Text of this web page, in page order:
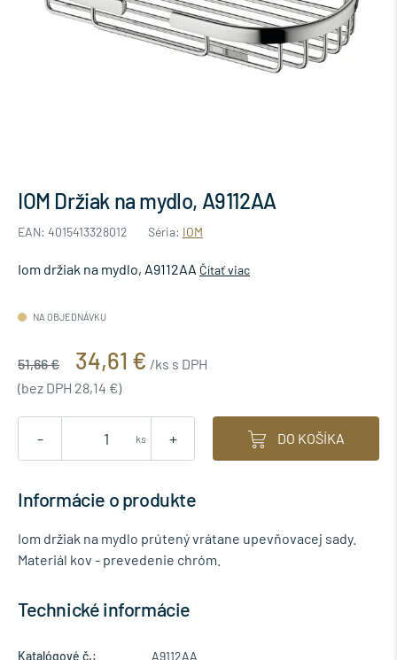
IOM Držiak na mydlo, A9112AA
EAN: 4015413328012 Séria: IOM
Iom držiak na mydlo, A9112AA Čítať viac
NA OBJEDNÁVKU
51,66 € 34,61 € /ks s DPH
(bez DPH 28,14 €)
- +
ks DO KOŠÍKA
Informácie o produkte
Iom držiak na mydlo prútený vrátane upevňovacej sady.
Materiál kov - prevedenie chróm.
Technické informácie
Katalógové č.: A9112AA